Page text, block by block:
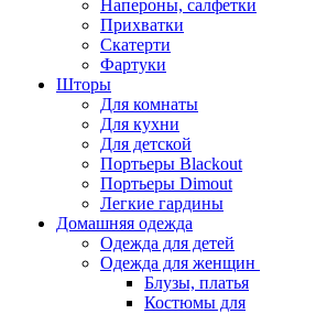
Напероны, салфетки
Прихватки
Скатерти
Фартуки
Шторы
Для комнаты
Для кухни
Для детской
Портьеры Blackout
Портьеры Dimout
Легкие гардины
Домашняя одежда
Одежда для детей
Одежда для женщин
Блузы, платья
Костюмы для